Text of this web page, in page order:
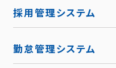
採用管理システム
勤怠管理システム